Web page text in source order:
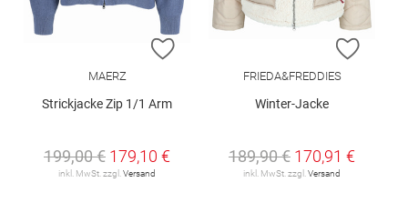
ZUR WUNSCHLISTE HINZUFÜGEN
MAERZ
Strickjacke Zip 1/1 Arm
199,00 € 179,10 €
inkl. MwSt. zzgl. Versand
ZUR
FRIEDA&FREDDIES
Winter-Jacke
189,90 € 170,91 €
inkl. MwSt. zzgl. Versand